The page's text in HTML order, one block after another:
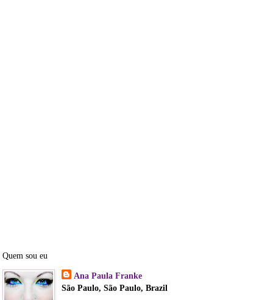
Quem sou eu
Ana Paula Franke
São Paulo, São Paulo, Brazil